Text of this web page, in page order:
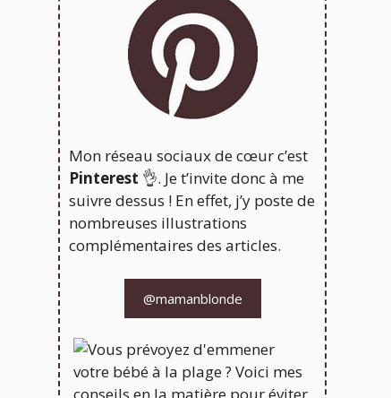
Mon réseau sociaux de cœur c’est
Pinterest 👌. Je t’invite donc à me
suivre dessus ! En effet, j’y poste de
nombreuses illustrations
complémentaires des articles.
@mamanblonde